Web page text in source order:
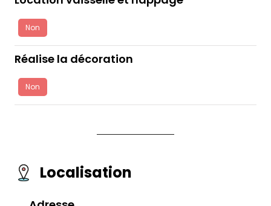
Non
Réalise la décoration
Non
Localisation